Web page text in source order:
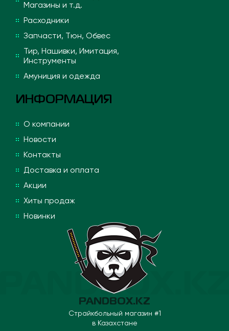
Магазины и т.д.
Расходники
Запчасти, Тюн, Обвес
Тир, Нашивки, Имитация,
Инструменты
Амуниция и одежда
ИНФОРМАЦИЯ
О компании
Новости
Контакты
Доставка и оплата
Акции
Хиты продаж
Новинки
PANDBOX.KZ
Страйкбольный магазин #1
в Казахстане